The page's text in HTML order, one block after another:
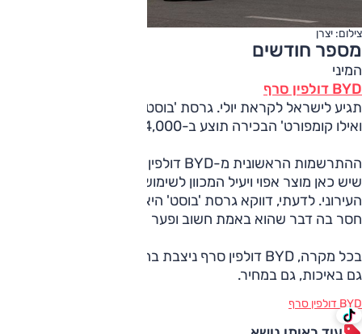
צילום: יצרן
מספר חודשים
המיני
BYD דולפין סרף
ואילו קומפורט' הבכירה תוצע ב-124,000 שקלים.
ההתרשמות הראשונית מ-BYD דולפין סרף חיובית מאוד. ניכר
שיש כאן מוצר אפוי ויעיל המכוון לשימושיות מרובה במרחב
העירוני. לדעתי, דווקא גרסת 'בוסט' היא האטרקטיבית יותר – לא
חסר בה דבר שהוא באמת חשוב ופער המחיר ניכר.
בכל מקרה, BYD דולפין סרף ניצבת בחלק העליון של הסגמנט,
גם באיכות, גם במחיר.
BYD דולפין סרף